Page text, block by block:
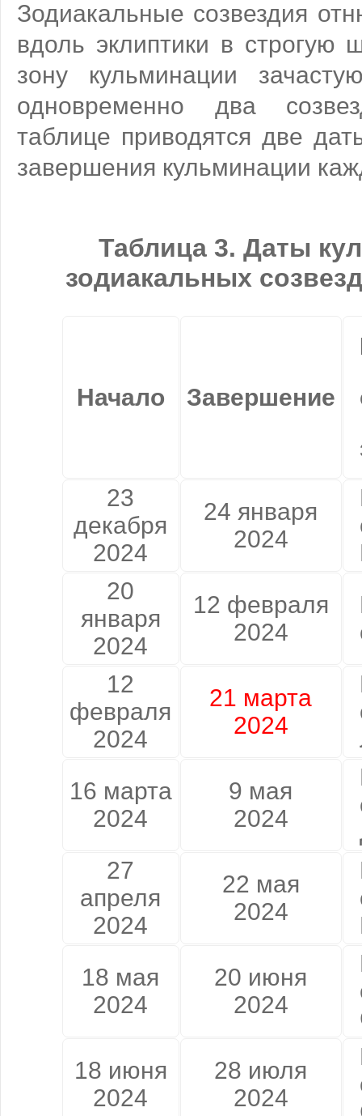
Зодиакальные созвездия
вдоль эклиптики в строгую
зону кульминации
одновременно два
таблице приводятся две
завершения кульминации
Таблица 3. Даты
зодиакальных
Начало Завершение
23
декабря
2024
24 января
2024
20
января
2024
12 февраля
2024
12
февраля
2024
21 марта
2024
16 марта
2024
9 мая
2024
27
апреля
2024
22 мая
2024
18 мая
2024
20 июня
2024
18 июня
2024
28 июля
2024